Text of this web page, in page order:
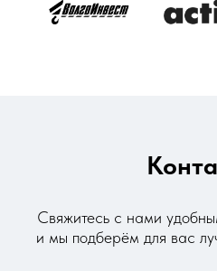
Свяжитесь с нами
и мы подберём для вас